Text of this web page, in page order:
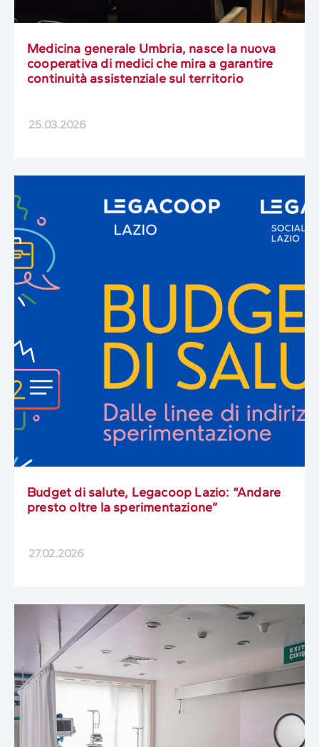
Medicina generale Umbria, nasce la nuova
cooperativa di medici che mira a garantire
continuità assistenziale sul territorio
25.03.2026
Budget di salute, Legacoop Lazio: “Andare
presto oltre la sperimentazione”
27.02.2026